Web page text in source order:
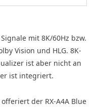
mit 8K/60Hz bzw.
Vision und HLG. 8K-
ist aber nicht an
ist integriert.
der RX-A4A Blue